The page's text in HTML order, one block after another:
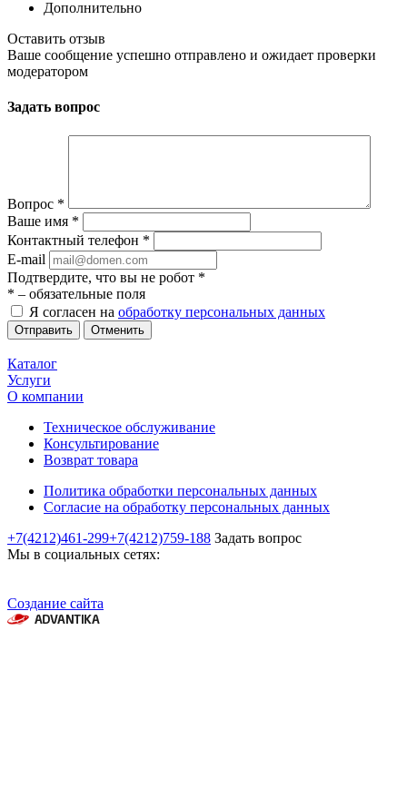
Дополнительно
Оставить отзыв
Ваше сообщение успешно отправлено и ожидает проверки
модератором
Задать вопрос
Вопрос *
Ваше имя *
Контактный телефон *
E-mail
Подтвердите, что вы не робот *
* – обязательные поля
Я согласен на обработку персональных данных
Отменить
Каталог
Услуги
О компании
Техническое обслуживание
Консультирование
Возврат товара
Политика обработки персональных данных
Согласие на обработку персональных данных
+7(4212)461-299+7(4212)759-188 Задать вопрос
Мы в социальных сетях:
Создание сайта